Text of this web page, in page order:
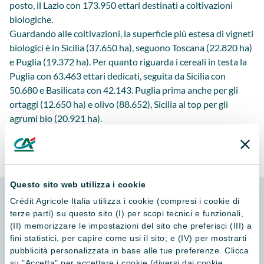
Questo sito web utilizza i cookie
Crédit Agricole Italia utilizza i cookie (compresi i cookie di
terze parti) su questo sito (I) per scopi tecnici e funzionali,
(II) memorizzare le impostazioni del sito che preferisci (III) a
fini statistici, per capire come usi il sito; e (IV) per mostrarti
pubblicità personalizzata in base alle tue preferenze. Clicca
posto, il Lazio con 173.950 ettari destinati a coltivazioni
biologiche.
Guardando alle coltivazioni, la superficie più estesa di vigneti
biologici è in Sicilia (37.650 ha), seguono Toscana (22.820 ha)
e Puglia (19.372 ha). Per quanto riguarda i cereali in testa la
Puglia con 63.463 ettari dedicati, seguita da Sicilia con
50.680 e Basilicata con 42.143. Puglia prima anche per gli
ortaggi (12.650 ha) e olivo (88.652), Sicilia al top per gli
agrumi bio (20.921 ha).
SCOPRI LA NOSTRA OFFERTA AGRIBUSINESS
Articoli correlati